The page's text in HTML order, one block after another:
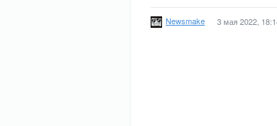
Newsmake 3 мая 2022,